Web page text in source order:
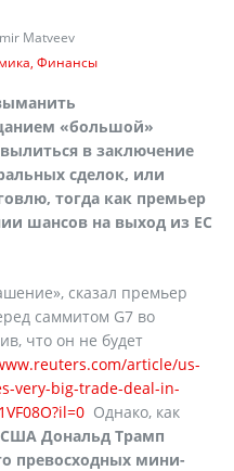
Matveev
Финансы
«большой»
в заключение
сделок, или
тогда как премьер
шансов на выход из ЕС
сказал премьер
саммитом G7 во
что он не будет
article/us-
very-big-trade-deal-in-
Однако, как
США Дональд Трамп
превосходных мини-